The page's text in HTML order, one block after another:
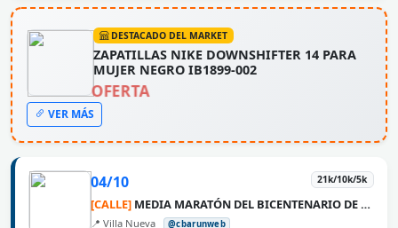
DESTACADO DEL MARKET
ZAPATILLAS NIKE DOWNSHIFTER 14 PARA
MUJER NEGRO IB1899-002
OFERTA
VER MÁS
04/10 21k/10k/5k
[CALLE] MEDIA MARATÓN DEL BICENTENARIO DE VILLA NUEVA
📍 Villa Nueva @cbarunweb